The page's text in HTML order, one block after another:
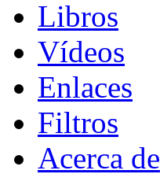
Libros
Vídeos
Enlaces
Filtros
Acerca de